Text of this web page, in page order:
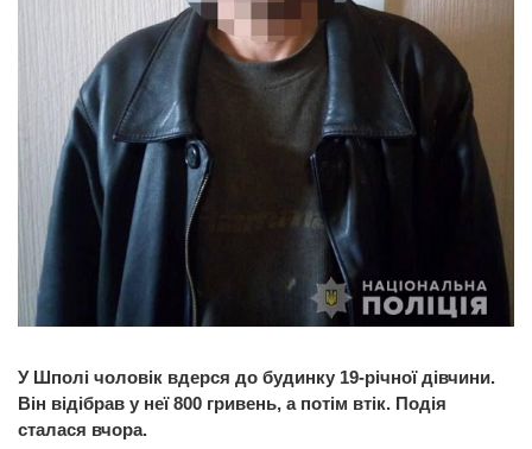
У Шполі чоловік вдерся до будинку 19-річної дівчини.
Він відібрав у неї 800 гривень, а потім втік. Подія
сталася вчора.